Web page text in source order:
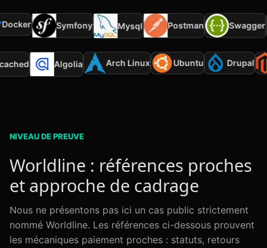
Symfony Mysql Postman Swagger
Algolia Arch Linux Ubuntu Drupal
NIVEAU DE PREUVE
Worldline : références proches
et approche de cadrage
Nous ne présentons pas ici un cas public strictement
nommé Worldline. Les références ci-dessous prouvent
les mécaniques paiement proches : statuts, retours